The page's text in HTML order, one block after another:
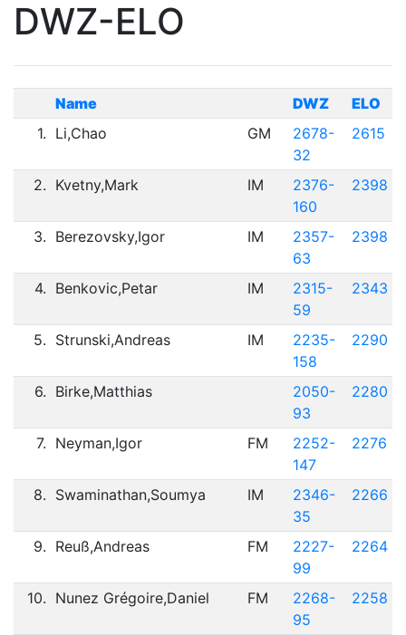
DWZ-ELO
Name DWZ
ELO
1. Li,Chao GM
2678-
32
2615
2. Kvetny,Mark IM
2376-
160
2398
3. Berezovsky,Igor IM
2357-
63
2398
4. Benkovic,Petar IM
2315-
59
2343
5. Strunski,Andreas IM
2235-
158
2290
6. Birke,Matthias
2050-
93
2280
7. Neyman,Igor FM
2252-
147
2276
8. Swaminathan,Soumya IM
2346-
35
2266
9. Reuß,Andreas FM
2227-
99
2264
10. Nunez Grégoire,Daniel FM
2268-
95
2258